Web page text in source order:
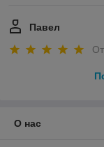
Павел
О нас